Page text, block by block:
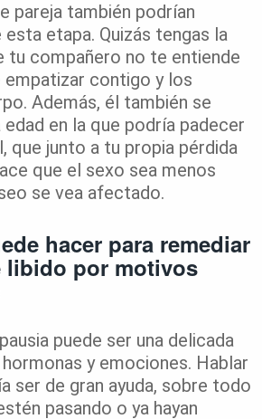
pareja también podrían
etapa. Quizás tengas la
tu compañero no te entiende
empatizar contigo y los
Además, él también se
edad en la que podría padecer
que junto a tu propia pérdida
que el sexo sea menos
se vea afectado.
hacer para remediar
libido por motivos
puede ser una delicada
y emociones. Hablar
ser de gran ayuda, sobre todo
pasando o ya hayan